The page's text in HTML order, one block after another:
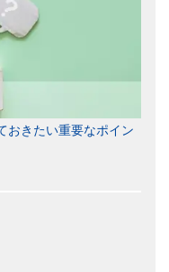
おきたい重要なポイン